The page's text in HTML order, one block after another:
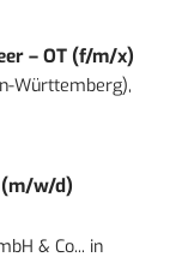
– OT (f/m/x)
Württemberg),
w/d)
& Co... in